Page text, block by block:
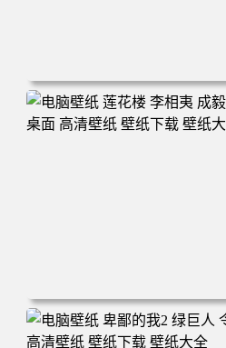
电脑壁纸 蜘蛛侠 漫威 漫画 超级
纸 壁纸下载 壁纸大全
电脑壁纸 莲花楼 李相夷 成毅 白
清壁纸 壁纸下载 壁纸大全